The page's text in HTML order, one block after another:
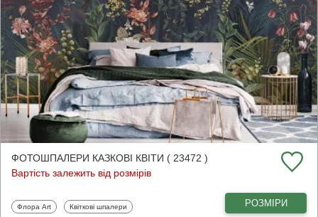
ФОТОШПАЛЕРИ КАЗКОВІ КВІТИ ( 23472 )
Вартість залежить від розмірів
Фотошпалери
Флора Art Фотошпалери
Квіткові шпалери РОЗМІРИ